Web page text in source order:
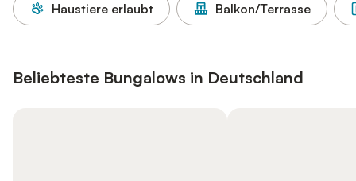
Haustiere erlaubt Balkon/Terrasse
Beliebteste Bungalows in Deutschland